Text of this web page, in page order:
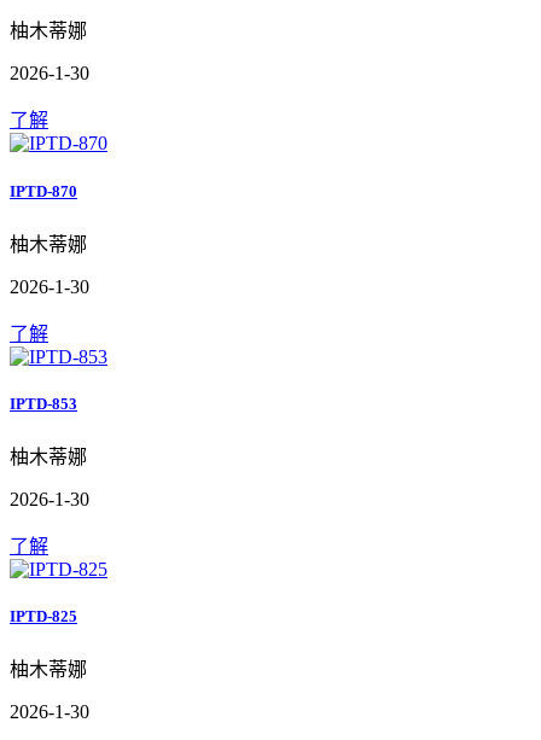
柚木蒂娜
2026-1-30
了解
IPTD-870
柚木蒂娜
2026-1-30
了解
IPTD-853
柚木蒂娜
2026-1-30
了解
IPTD-825
柚木蒂娜
2026-1-30